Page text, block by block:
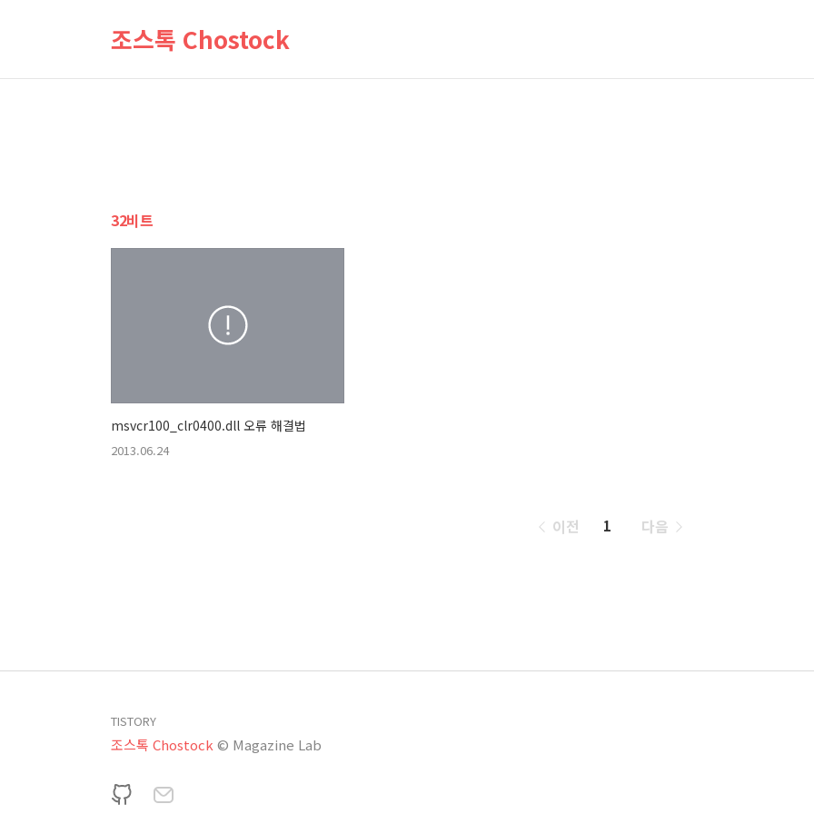
조스톡 Chostock
32비트
msvcr100_clr0400.dll 오류 해결법
2013.06.24
페
이전 1 다음
TISTORY
조스톡 Chostock © Magazine Lab